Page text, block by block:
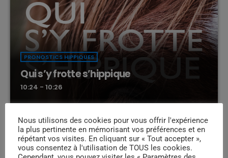
PRONOSTICS HIPPIQUES
Qui s’y frotte s’hippique
10:24 - 10:26
Nous utilisons des cookies pour vous offrir l'expérience
la plus pertinente en mémorisant vos préférences et en
répétant vos visites. En cliquant sur « Tout accepter »,
vous consentez à l'utilisation de TOUS les cookies.